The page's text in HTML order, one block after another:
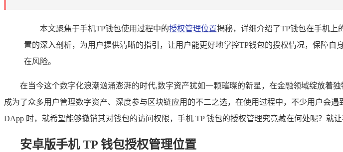
本文聚焦于手机TP钱包使用过程中的授权管理位置揭秘，详细介绍了TP钱包在手机上
置的深入剖析，为用户提供清晰的指引，让用户能更好地掌控TP钱包的授权情况，保障
在风险。
在当今这个数字化浪潮汹涌澎湃的时代,数字资产犹如一颗璀璨的新星，在金融领域绽放着
成为了众多用户管理数字资产、深度参与区块链应用的不二之选，在使用过程中，不少用户会
DApp 时，就希望能够撤销其对钱包的访问权限，手机 TP 钱包的授权管理究竟藏在何处呢？就让
安卓版手机 TP 钱包授权管理位置